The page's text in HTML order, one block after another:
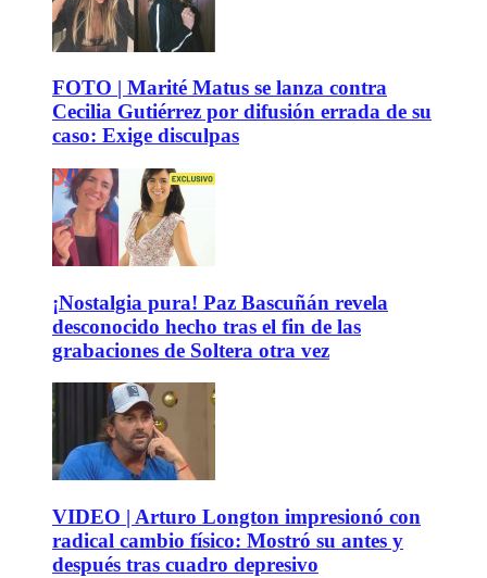
FOTO | Marité Matus se lanza contra
Cecilia Gutiérrez por difusión errada de su
caso: Exige disculpas
¡Nostalgia pura! Paz Bascuñán revela
desconocido hecho tras el fin de las
grabaciones de Soltera otra vez
VIDEO | Arturo Longton impresionó con
radical cambio físico: Mostró su antes y
después tras cuadro depresivo